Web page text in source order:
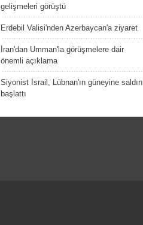
gelişmeleri görüştü
Erdebil Valisi'nden Azerbaycan'a ziyaret
İran'dan Umman'la görüşmelere dair
önemli açıklama
Siyonist İsrail, Lübnan'ın güneyine saldırı
başlattı